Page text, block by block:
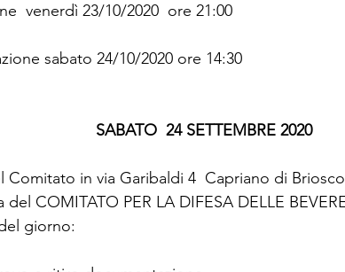
venerdì 23/10/2020  ore 21:00
sabato 24/10/2020 ore 14:30
SABATO  24 SETTEMBRE 2020
Comitato in via Garibaldi 4  Capriano di
COMITATO PER LA DIFESA DELLE
giorno: